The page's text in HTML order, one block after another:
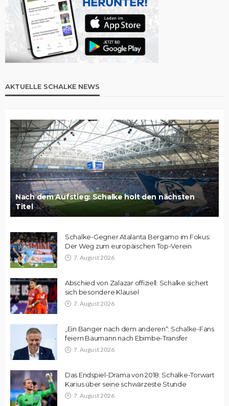
AKTUELLE SCHALKE NEWS
Nach dem Aufstieg: Schalke holt den nächsten
Titel
Schalke-Gegner Atalanta Bergamo im Fokus:
Der Weg zum europäischen Top-Verein
7. August 2026
Abschied von Zalazar offiziell: Schalke sichert
sich besondere Klausel
7. August 2026
„Ein Banger nach dem anderen“: Schalke-Fans
feiern Baumann nach Ebimbe-Transfer
7. August 2026
Das Endspiel-Drama von 2018: Schalke-Torwart
Karius über seine schwärzeste Stunde
7. August 2026